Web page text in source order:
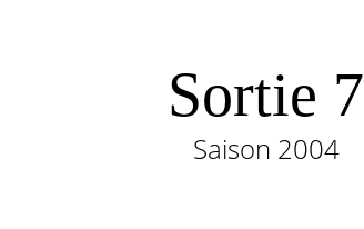
Sortie 7
Saison 2004